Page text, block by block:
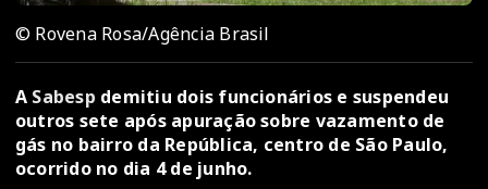
© Rovena Rosa/Agência Brasil
A Sabesp demitiu dois funcionários e suspendeu
outros sete após apuração sobre vazamento de
gás no bairro da República, centro de São Paulo,
ocorrido no dia 4 de junho.